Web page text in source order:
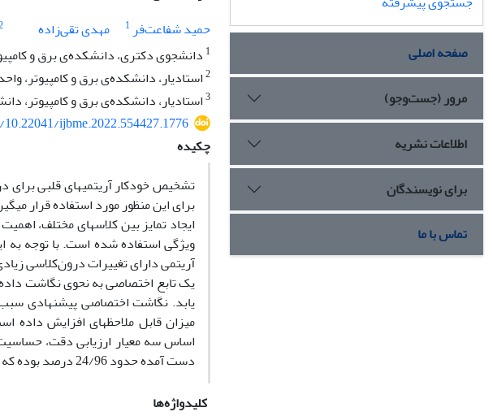
حمید شفاعت‌فر1 مهدی تقی‌زاده
1 دانشجوی دکتری، دانشکده‌ی برق و
2استادیار، دانشکده‌ی برق و کامپیوتر،
3استادیار، دانشکده‌ی برق و کامپیوتر،
ijbme.2022.554427.1776
چکیده
تشخیص خودکار آریتمی­های قلبی برای
برای این منظور مورد استفاده قرار
ایجاد تمایز بین کلاس­های مختلف،
ویژگی استفاده شده است. با توجه به
آریتمی دارای تغییرات درون‌کلاسی
یک تابع اختصاصی به نحوی نگاشت
یابد. نگاشت اختصاصی پیشنهادی
میزان قابل ملاحظه­ای افزایش داده
اساس سه معیار ارزیابی دقت،
دست آمده حدود 24/96 درصد بوده که نشان دهنده‌ی کارایی بهتر روش پیشنهادی در مقایسه با سایر کارها است.
کلیدواژه‌ها
صفحه اصلی
مرور (جست‌وجو)
اطلاعات نشریه
برای نویسندگان
تماس با ما